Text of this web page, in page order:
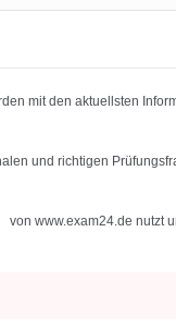
mit den aktuellsten
und richtigen
www.exam24.de